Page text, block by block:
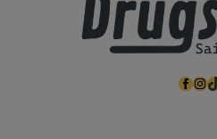
FacebookInstagramTikTok